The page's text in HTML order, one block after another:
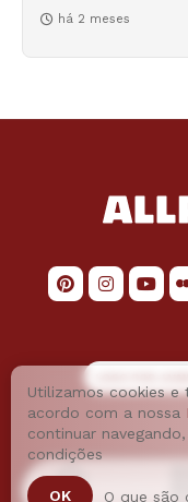
há 2 meses
Utilizamos cookies e
acordo com a nossa
continuar
condições
OK O que são